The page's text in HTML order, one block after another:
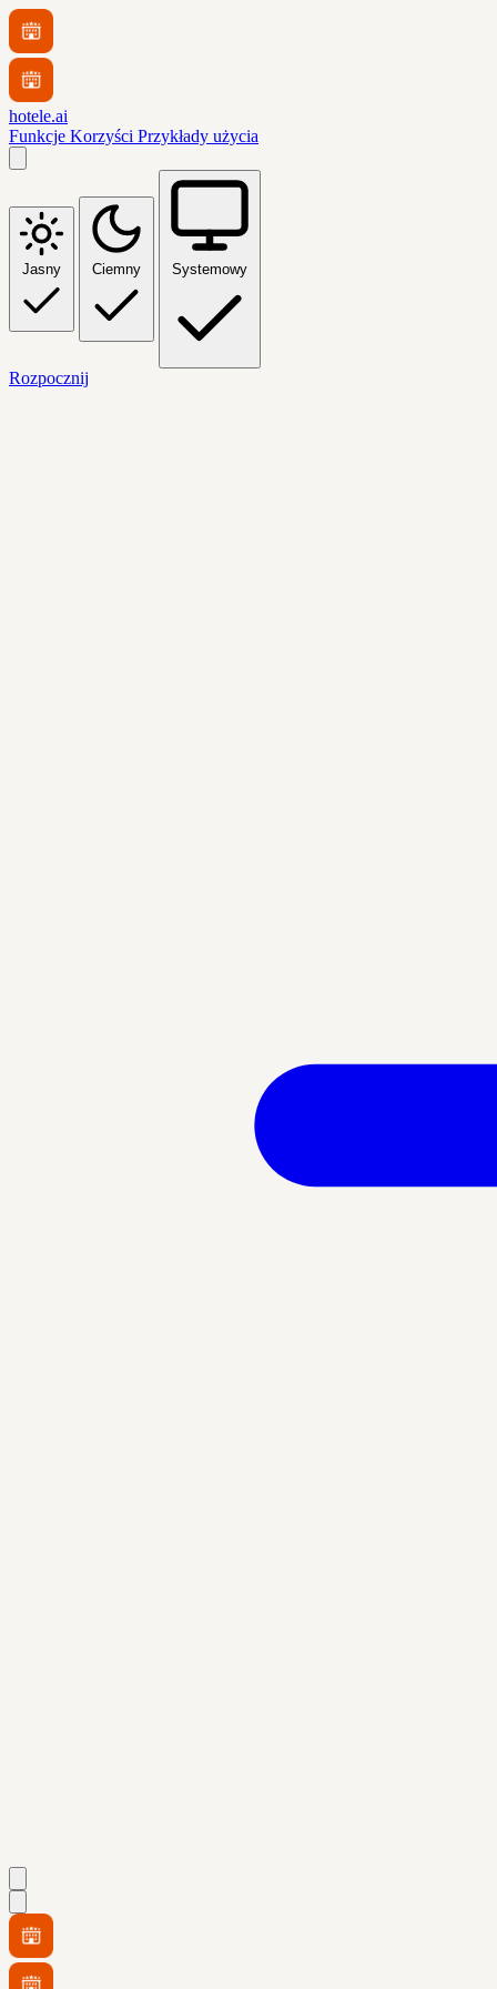
hotele.ai
Funkcje Korzyści Przykłady użycia
Jasny Ciemny Systemowy
Rozpocznij